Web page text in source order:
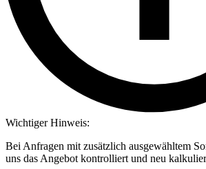
Wichtiger Hinweis:
Bei Anfragen mit zusätzlich ausgewähltem
uns das Angebot kontrolliert und neu